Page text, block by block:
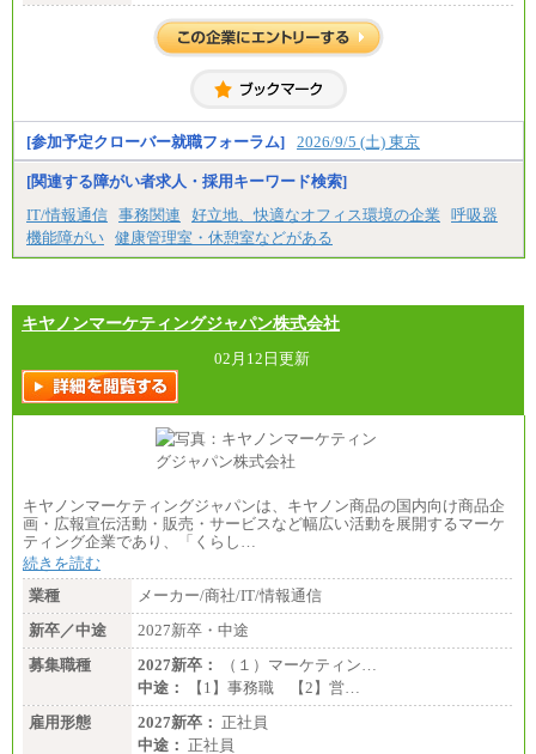
月給 200,000円～250,000円
入社時の処遇は経験・能力を考慮の上、当社規程に
より決定します。
お伝えします。
[参加予定クローバー就職フォーラム] 2026/9/5 (土) 東京
[関連する障がい者求人・採用キーワード検索]
IT/情報通信 事務関連 好立地、快適なオフィス環境の企業
呼吸器
機能障がい 健康管理室・休憩室などがある
キヤノンマーケティングジャパン株式会社
02月12日更新
キヤノンマーケティングジャパンは、キヤノン商品の国内向け商品企
画・広報宣伝活動・販売・サービスなど幅広い活動を展開するマーケ
ティング企業であり、「くらし…
続きを読む
業種
メーカー/商社/IT/情報通信
新卒／中途
2027新卒・中途
募集職種
2027新卒：
（１）マーケティン…
中途：
【1】事務職 【2】営…
雇用形態
2027新卒： 正社員
中途： 正社員